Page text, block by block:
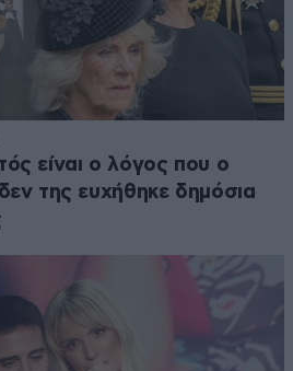
είναι ο λόγος που ο
της ευχήθηκε δημόσια